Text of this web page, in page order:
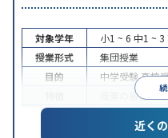
対象学年 小1 ~ 6 中1 ~ 3
授業形式
集団授業
目的
中学受験高校
授業の振替可能
近く